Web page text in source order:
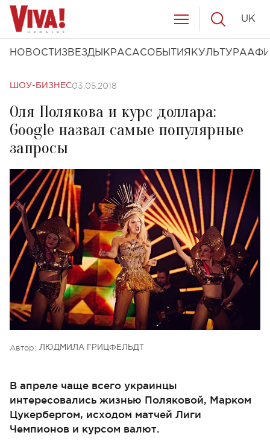
НОВОСТИ ЗВЕЗДЫ КРАСАСОБЫТИЯ КУЛЬТУРА
UK
ШОУ-БИЗНЕС03.05.2018
Оля Полякова и курс доллара:
Google назвал самые популярные
запросы
Автор: ЛЮДМИЛА ГРИЦФЕЛЬДТ
В апреле чаще всего украинцы
интересовались жизнью Поляковой, Марком
Цукербергом, исходом матчей Лиги
Чемпионов и курсом валют.